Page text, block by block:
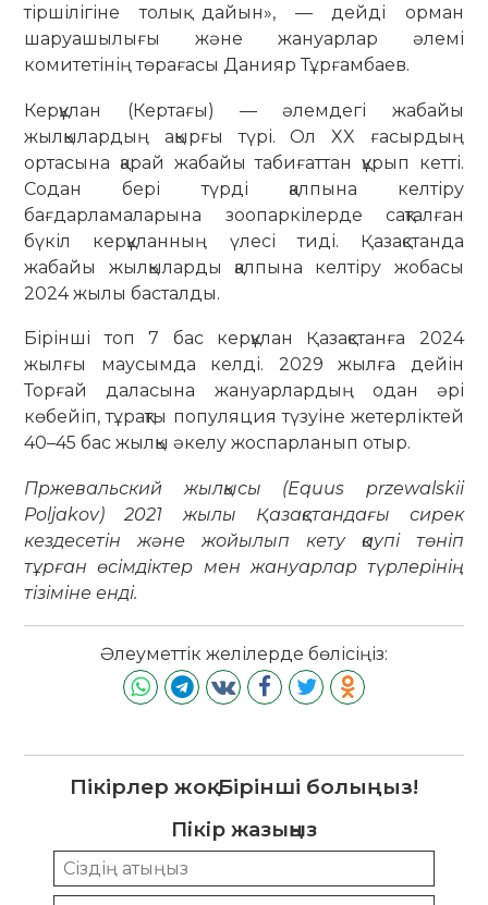
тіршілігіне толық дайын», — дейді орман
шаруашылығы және жануарлар әлемі
комитетінің төрағасы Данияр Тұрғамбаев.
Керқұлан (Кертағы) — әлемдегі жабайы
жылқылардың ақырғы түрі. Ол XX ғасырдың
ортасына қарай жабайы табиғаттан құрып кетті.
Содан бері түрді қалпына келтіру
бағдарламаларына зоопаркілерде сақталған
бүкіл керқұланның үлесі тиді. Қазақстанда
жабайы жылқыларды қалпына келтіру жобасы
2024 жылы басталды.
Бірінші топ 7 бас керқұлан Қазақстанға 2024
жылғы маусымда келді. 2029 жылға дейін
Торғай даласына жануарлардың одан әрі
көбейіп, тұрақты популяция түзуіне жетерліктей
40–45 бас жылқы әкелу жоспарланып отыр.
Пржевальский жылқысы (Equus przewalskii
Poljakov) 2021 жылы Қазақстандағы сирек
кездесетін және жойылып кету қаупі төніп
тұрған өсімдіктер мен жануарлар түрлерінің
тізіміне енді.
Әлеуметтік желілерде бөлісіңіз:
Пікірлер жоқ. Бірінші болыңыз!
Пікір жазыңыз